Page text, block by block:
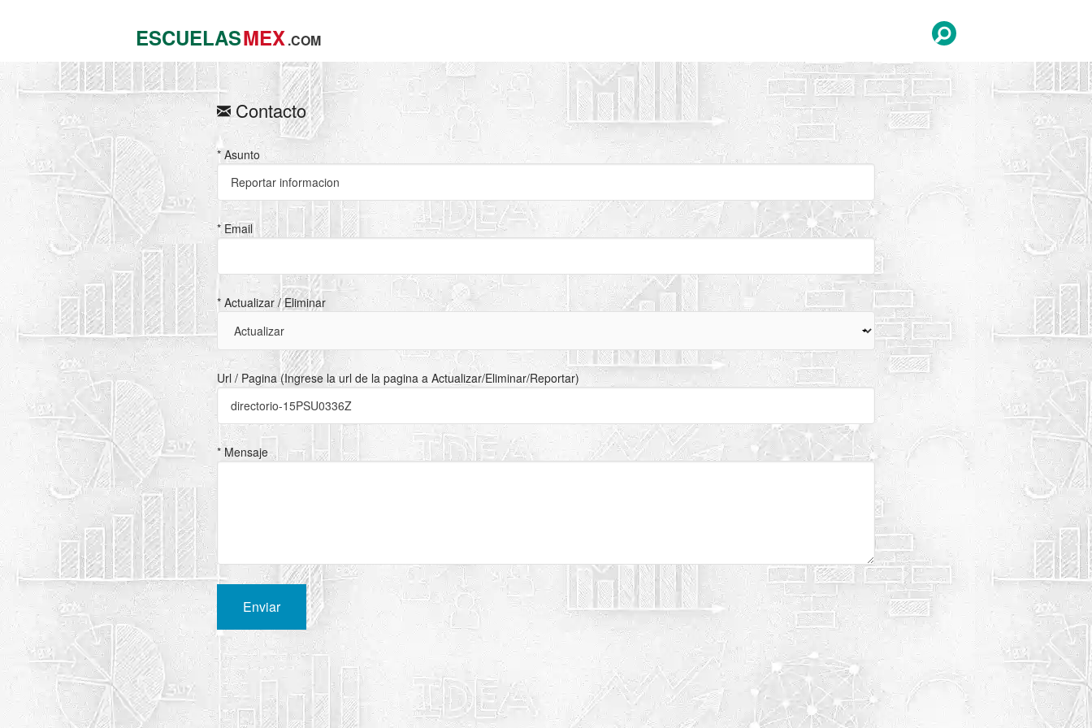
ESCUELASMEX.COM
Contacto
* Asunto
* Email
* Actualizar / Eliminar
Url / Pagina (Ingrese la url de la pagina a Actualizar/Eliminar/Reportar)
* Mensaje
Enviar